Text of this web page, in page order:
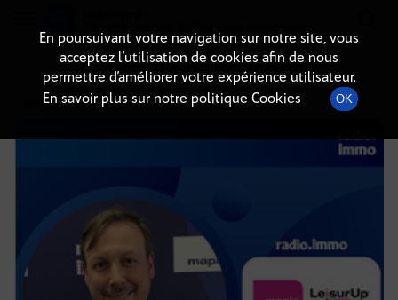
DÉTAILS DE L'ÉPISODE
27 novembre 2024à 12h02, durée : 18 minutes
En poursuivant votre navigation sur notre site, vous
acceptez l’utilisation de cookies afin de nous
permettre d’améliorer votre expérience utilisateur.
En savoir plus sur notre politique Cookies
OK